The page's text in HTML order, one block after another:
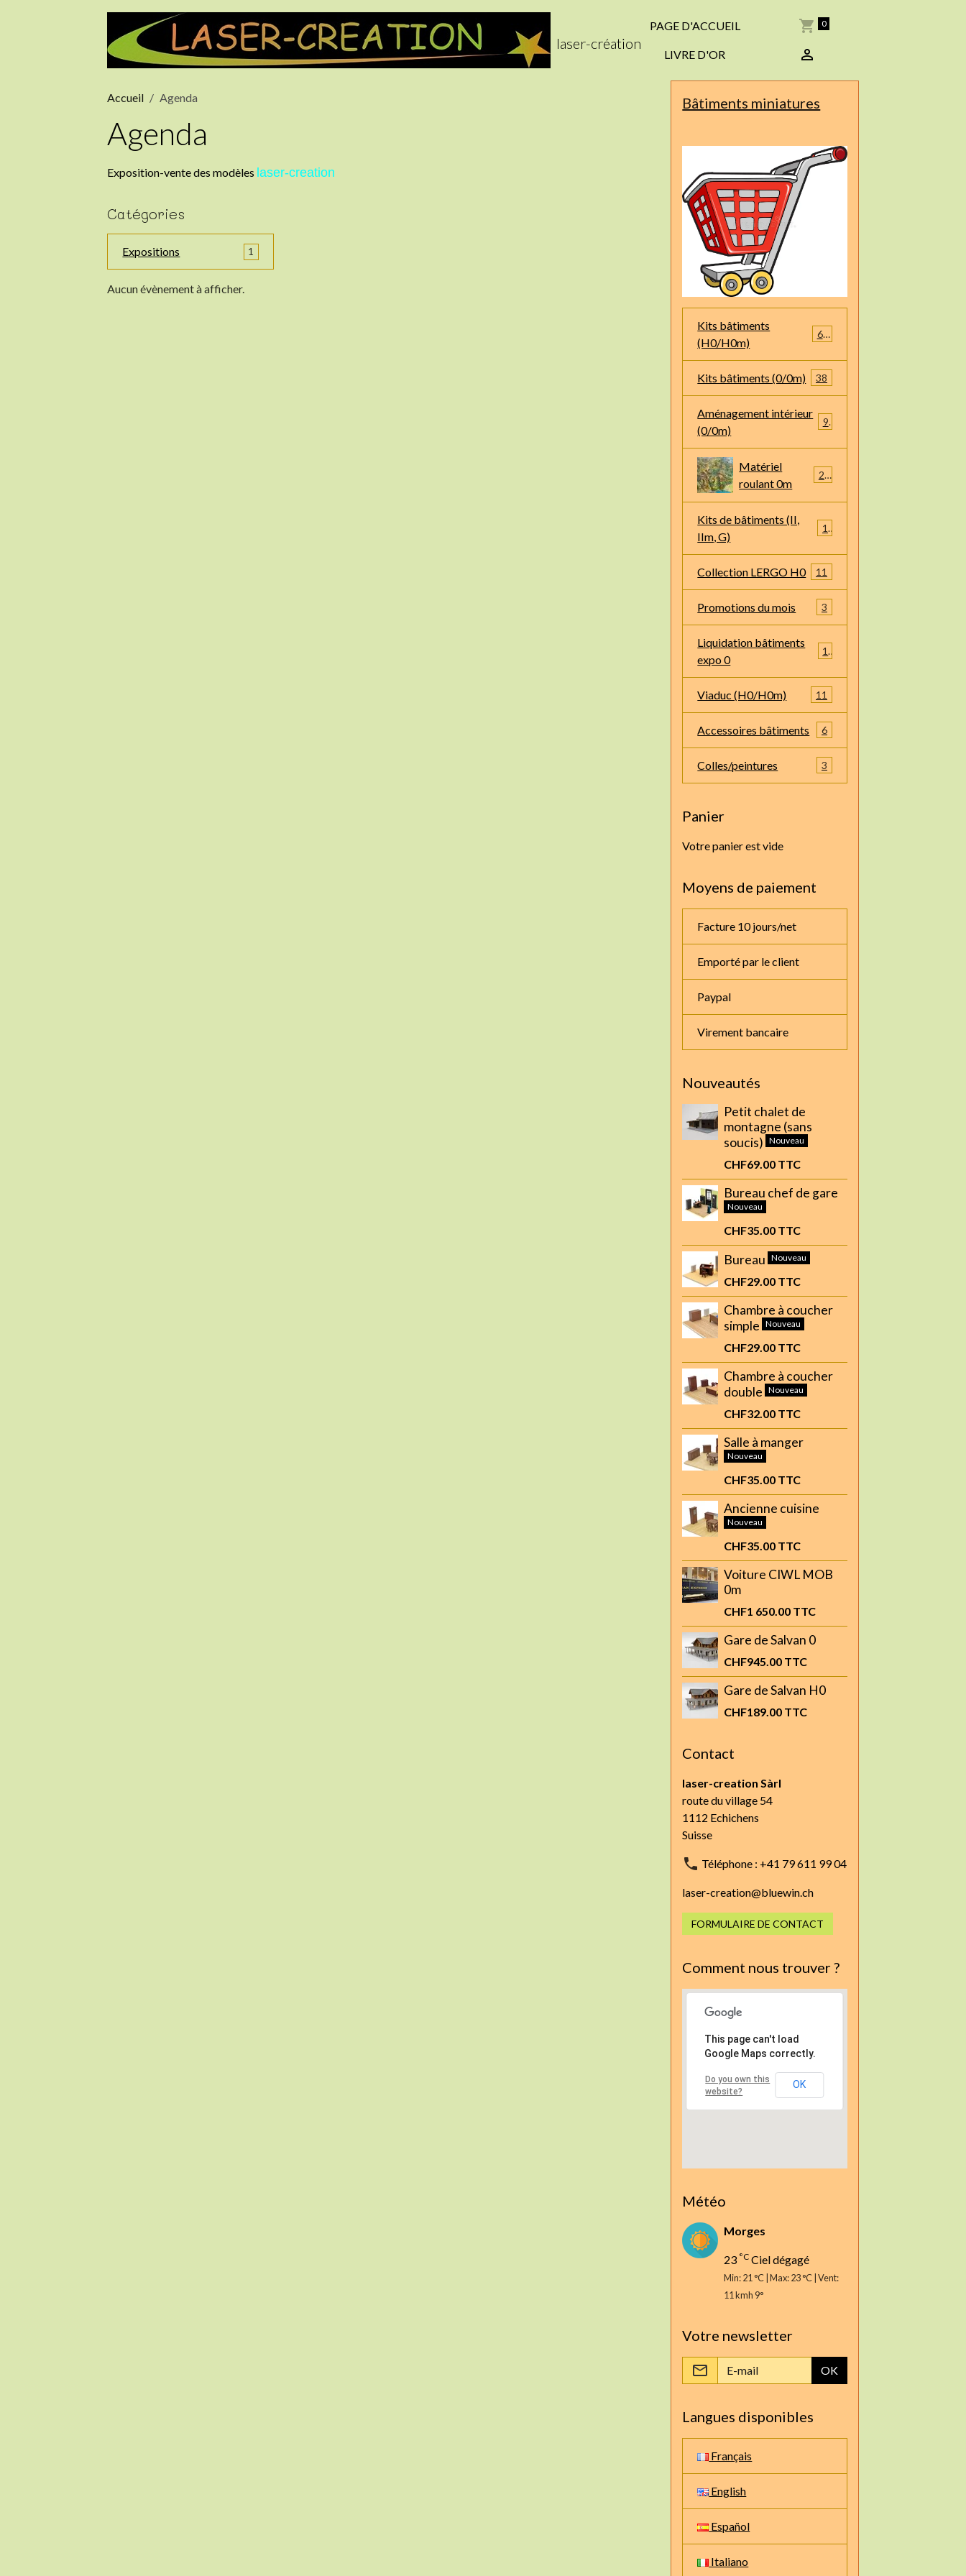
laser-création
PAGE D'ACCUEIL
LIVRE D'OR
0
Accueil Agenda
Agenda
Exposition-vente des modèles laser-creation
Catégories
Expositions 1
Aucun évènement à afficher.
Bâtiments miniatures
Kits bâtiments
(H0/H0m)
66
Kits bâtiments (0/0m) 38
Aménagement intérieur
(0/0m)
9
Matériel
roulant 0m
22
Kits de bâtiments (II,
IIm, G)
1
Collection LERGO H0 11
Promotions du mois 3
Liquidation bâtiments
expo 0
1
Viaduc (H0/H0m) 11
Accessoires bâtiments 6
Colles/peintures 3
Panier
Votre panier est vide
Moyens de paiement
Facture 10 jours/net
Emporté par le client
Paypal
Virement bancaire
Nouveautés
Petit chalet de
montagne (sans
soucis)
Nouveau
CHF69.00 TTC
Bureau chef de gare
Nouveau
CHF35.00 TTC
Bureau Nouveau
CHF29.00 TTC
Chambre à coucher
simple
Nouveau
CHF29.00 TTC
Chambre à coucher
double
Nouveau
CHF32.00 TTC
Salle à manger
Nouveau
CHF35.00 TTC
Ancienne cuisine
Nouveau
CHF35.00 TTC
Voiture CIWL MOB
0m
CHF1 650.00 TTC
Gare de Salvan 0
CHF945.00 TTC
Gare de Salvan H0
CHF189.00 TTC
Contact
laser-creation Sàrl
route du village 54
1112 Echichens
Suisse
Téléphone : +41 79 611 99 04
laser-creation@bluewin.ch
FORMULAIRE DE CONTACT
Comment nous trouver ?
This page can't load
Google Maps correctly.
Do you own this
website?
OK
Météo
Morges
23 °C Ciel dégagé
Min: 21 °C | Max: 23 °C | Vent:
11 kmh 9°
Votre newsletter
OK
Langues disponibles
Français
English
Español
Italiano